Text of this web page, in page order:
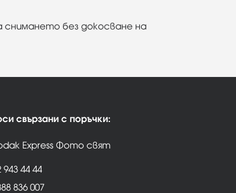
снимането без докосване на
свързани с поръчки:
Express Фото свят
943 44 44
836 007